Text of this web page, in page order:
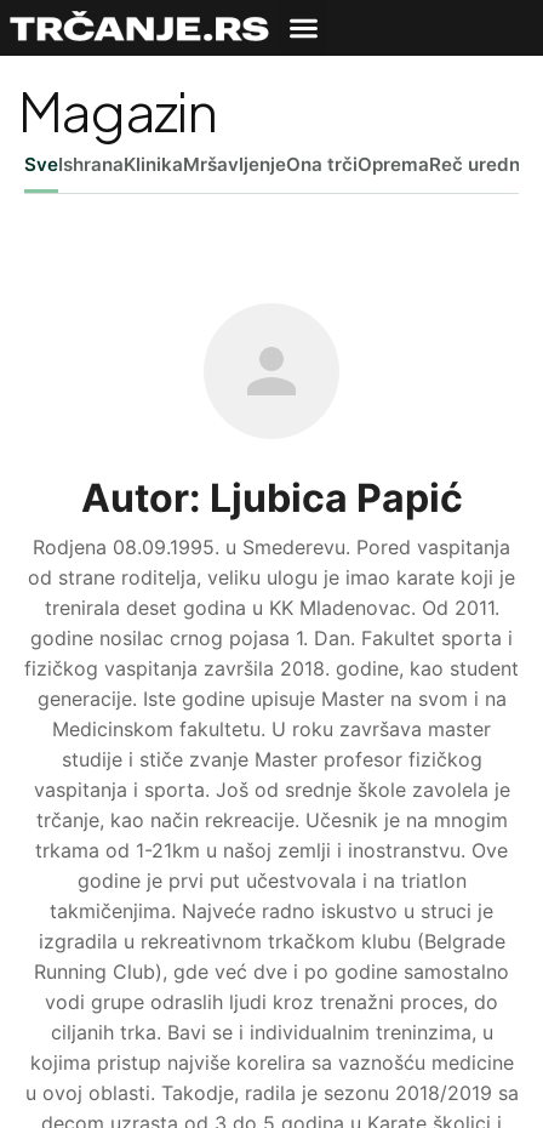
Magazin
SveIshranaKlinikaMršavljenjeOna trčiOpremaReč
Autor: Ljubica Papić
Rodjena 08.09.1995. u Smederevu. Pored vaspitanja
od strane roditelja, veliku ulogu je imao karate koji je
trenirala deset godina u KK Mladenovac. Od 2011.
godine nosilac crnog pojasa 1. Dan. Fakultet sporta i
fizičkog vaspitanja završila 2018. godine, kao student
generacije. Iste godine upisuje Master na svom i na
Medicinskom fakultetu. U roku završava master
studije i stiče zvanje Master profesor fizičkog
vaspitanja i sporta. Još od srednje škole zavolela je
trčanje, kao način rekreacije. Učesnik je na mnogim
trkama od 1-21km u našoj zemlji i inostranstvu. Ove
godine je prvi put učestvovala i na triatlon
takmičenjima. Najveće radno iskustvo u struci je
izgradila u rekreativnom trkačkom klubu (Belgrade
Running Club), gde već dve i po godine samostalno
vodi grupe odraslih ljudi kroz trenažni proces, do
ciljanih trka. Bavi se i individualnim treninzima, u
kojima pristup najviše korelira sa vaznošću medicine
u ovoj oblasti. Takodje, radila je sezonu 2018/2019 sa
decom uzrasta od 3 do 5 godina u Karate školici i